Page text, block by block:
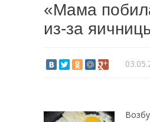
«Мама
из-за